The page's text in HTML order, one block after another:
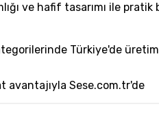
ve hafif tasarımı ile pratik
Türkiye'de
avantajıyla Sese.com.tr'de